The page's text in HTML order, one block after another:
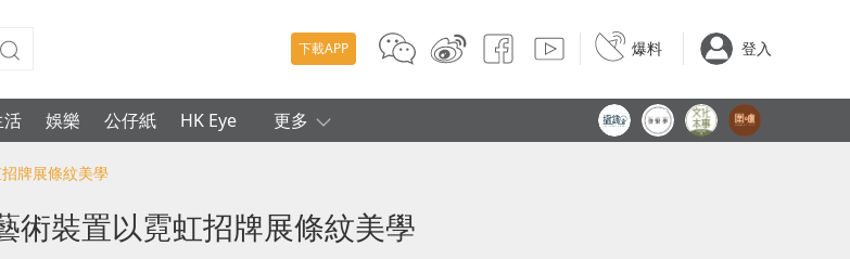
下載APP 爆料 登入
活 娛樂 公仔紙 HK Eye 更多
牌展條紋美學
術裝置以霓虹招牌展條紋美學